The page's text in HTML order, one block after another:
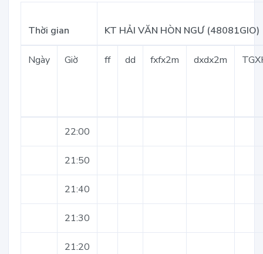
Thời gian KT HẢI VĂN HÒN NGƯ (48081GIO)
Ngày Giờ ff dd fxfx2m dxdx2m
22:00
21:50
21:40
21:30
21:20